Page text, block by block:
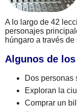
A lo largo de 42
personajes
húngaro a través
Algunos de
Dos personas
Exploran la
Comprar un